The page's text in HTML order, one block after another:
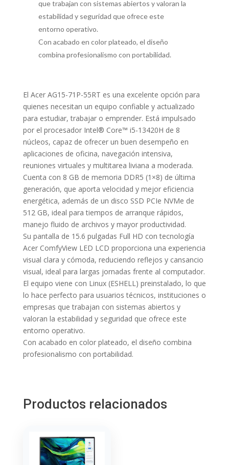
que trabajan con sistemas abiertos y valoran la
estabilidad y seguridad que ofrece este
entorno operativo.
Con acabado en color plateado, el diseño
combina profesionalismo con portabilidad.
El Acer AG15-71P-55RT es una excelente opción para
quienes necesitan un equipo confiable y actualizado
para estudiar, trabajar o emprender. Está impulsado
por el procesador Intel® Core™ i5-13420H de 8
núcleos, capaz de ofrecer un buen desempeño en
aplicaciones de oficina, navegación intensiva,
reuniones virtuales y multitarea liviana a moderada.
Cuenta con 8 GB de memoria DDR5 (1×8) de última
generación, que aporta velocidad y mejor eficiencia
energética, además de un disco SSD PCIe NVMe de
512 GB, ideal para tiempos de arranque rápidos,
manejo fluido de archivos y mayor productividad.
Su pantalla de 15.6 pulgadas Full HD con tecnología
Acer ComfyView LED LCD proporciona una experiencia
visual clara y cómoda, reduciendo reflejos y cansancio
visual, ideal para largas jornadas frente al computador.
El equipo viene con Linux (ESHELL) preinstalado, lo que
lo hace perfecto para usuarios técnicos, instituciones o
empresas que trabajan con sistemas abiertos y
valoran la estabilidad y seguridad que ofrece este
entorno operativo.
Con acabado en color plateado, el diseño combina
profesionalismo con portabilidad.
Productos relacionados